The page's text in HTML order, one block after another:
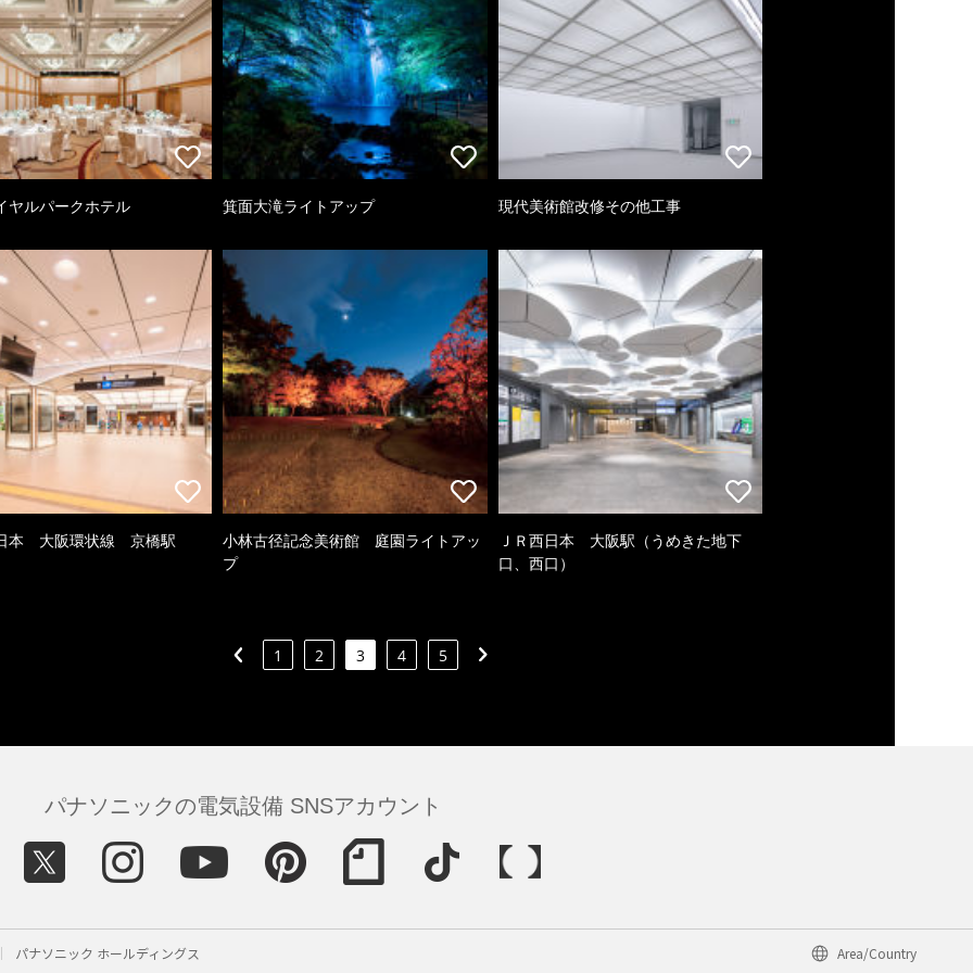
ヤルパークホテル 箕面大滝ライトアップ 現代美術館改修その他工事
本 大阪環状線 京橋駅
小林古径記念美術館 庭園ライトアッ
プ
ＪＲ西日本 大阪駅（うめきた地下
口、西口）
1 2 3 4 5
パナソニックの電気設備 SNSアカウント
パナソニック ホールディングス Area/Country